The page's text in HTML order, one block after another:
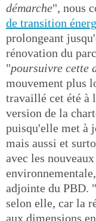
démarche", nous
de transition
prolongeant
rénovation du
"poursuivre cette
mouvement plus
travaillé cet été à
version de la
puisqu'elle met à
mais aussi et
avec les
adjointe du PBD. "
selon elle, car la
aux dimensions